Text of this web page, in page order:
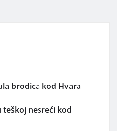
brodica kod Hvara
teškoj nesreći kod